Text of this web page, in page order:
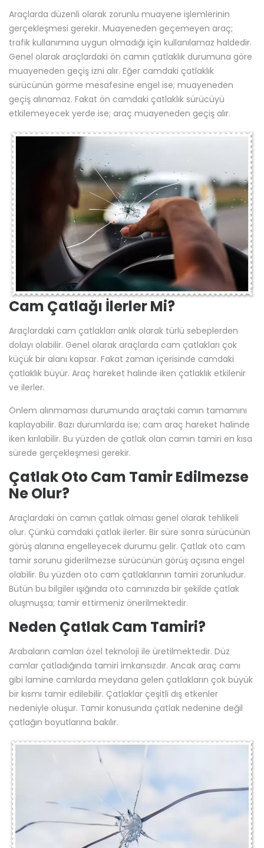
Araçlarda düzenli olarak zorunlu muayene işlemlerinin
gerçekleşmesi gerekir. Muayeneden geçemeyen araç;
trafik kullanımına uygun olmadığı için kullanılamaz haldedir.
Genel olarak araçlardaki ön camın çatlaklık durumuna göre
muayeneden geçiş izni alır. Eğer camdaki çatlaklık
sürücünün görme mesafesine engel ise; muayeneden
geçiş alınamaz. Fakat ön camdaki çatlaklık sürücüyü
etkilemeyecek yerde ise; araç muayeneden geçiş alır.
Cam Çatlağı İlerler Mi?
Araçlardaki cam çatlakları anlık olarak türlü sebeplerden
dolayı olabilir. Genel olarak araçlarda cam çatlakları çok
küçük bir alanı kapsar. Fakat zaman içerisinde camdaki
çatlaklık büyür. Araç hareket halinde iken çatlaklık etkilenir
ve ilerler.
Önlem alınmaması durumunda araçtaki camın tamamını
kaplayabilir. Bazı durumlarda ise; cam araç hareket halinde
iken kırılabilir. Bu yüzden de çatlak olan camın tamiri en kısa
sürede gerçekleşmesi gerekir.
Çatlak Oto Cam Tamir Edilmezse
Ne Olur?
Araçlardaki ön camın çatlak olması genel olarak tehlikeli
olur. Çünkü camdaki çatlak ilerler. Bir süre sonra sürücünün
görüş alanına engelleyecek durumu gelir. Çatlak oto cam
tamir sorunu giderilmezse sürücünün görüş açısına engel
olabilir. Bu yüzden oto cam çatlaklarının tamiri zorunludur.
Bütün bu bilgiler ışığında oto camınızda bir şekilde çatlak
oluşmuşsa; tamir ettirmeniz önerilmektedir.
Neden Çatlak Cam Tamiri?
Arabaların camları özel teknoloji ile üretilmektedir. Düz
camlar çatladığında tamiri imkansızdır. Ancak araç camı
gibi lamine camlarda meydana gelen çatlakların çok büyük
bir kısmı tamir edilebilir. Çatlaklar çeşitli dış etkenler
nedeniyle oluşur. Tamir konusunda çatlak nedenine değil
çatlağın boyutlarına bakılır.